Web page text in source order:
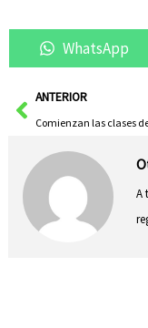
WhatsApp
AntANTERIOR
Comienzan las clases
A